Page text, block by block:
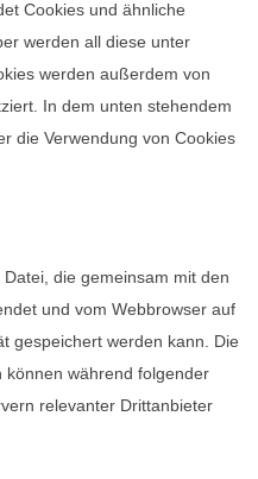
Cookies und ähnliche
werden all diese unter
werden außerdem von
In dem unten stehendem
die Verwendung von Cookies
die gemeinsam mit den
und vom Webbrowser auf
gespeichert werden kann. Die
während folgender
relevanter Drittanbieter